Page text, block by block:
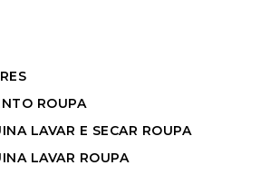
ROUPA
LAVAR E SECAR ROUPA
LAVAR ROUPA